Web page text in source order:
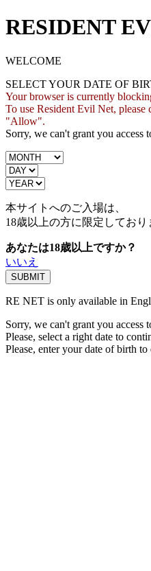
RESIDENT
WELCOME
SELECT YOUR DATE OF
Your browser is currently
To use Resident Evil Net, please
"Allow".
Sorry, we can't grant you access
本サイトへのご入場は、
18歳以上の方に限定しており
あなたは18歳以上ですか？
いいえ
RE NET is only available in
Sorry, we can't grant you access
Please, select a right date to
Please, enter your date of birth to